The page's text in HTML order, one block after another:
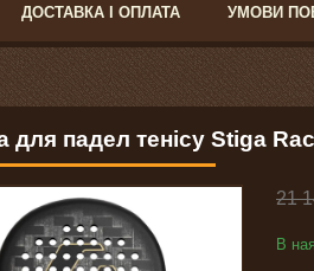
ДОСТАВКА І ОПЛАТА УМОВИ
для падел тенісу Stiga
21
В